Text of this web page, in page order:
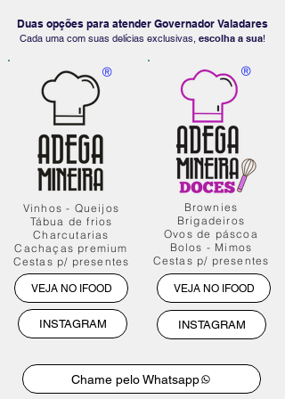
Duas opções para atender Governador Valadares
Cada uma com suas delícias exclusivas, escolha a sua!
®
Vinhos - Queijos
Tábua de frios
Charcutarias
Cachaças premium
Cestas p/ presentes
VEJA NO IFOOD
INSTAGRAM
Brownies
Brigadeiros
Ovos de páscoa
Bolos - Mimos
Cestas p/ presentes
VEJA NO IFOOD
INSTAGRAM
®
Chame pelo Whatsapp